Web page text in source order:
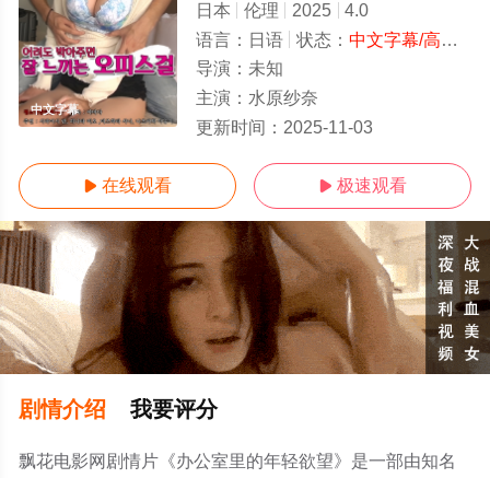
中文字幕
日本 伦理 2025
4.0
语言： 日语 状态： 中文字幕/高清
导演： 未知
主演： 水原纱奈
更新时间： 2025-11-03
 在线观看  极速观看
剧情介绍 我要评分
飘花电影网剧情片《办公室里的年轻欲望》是一部由知名